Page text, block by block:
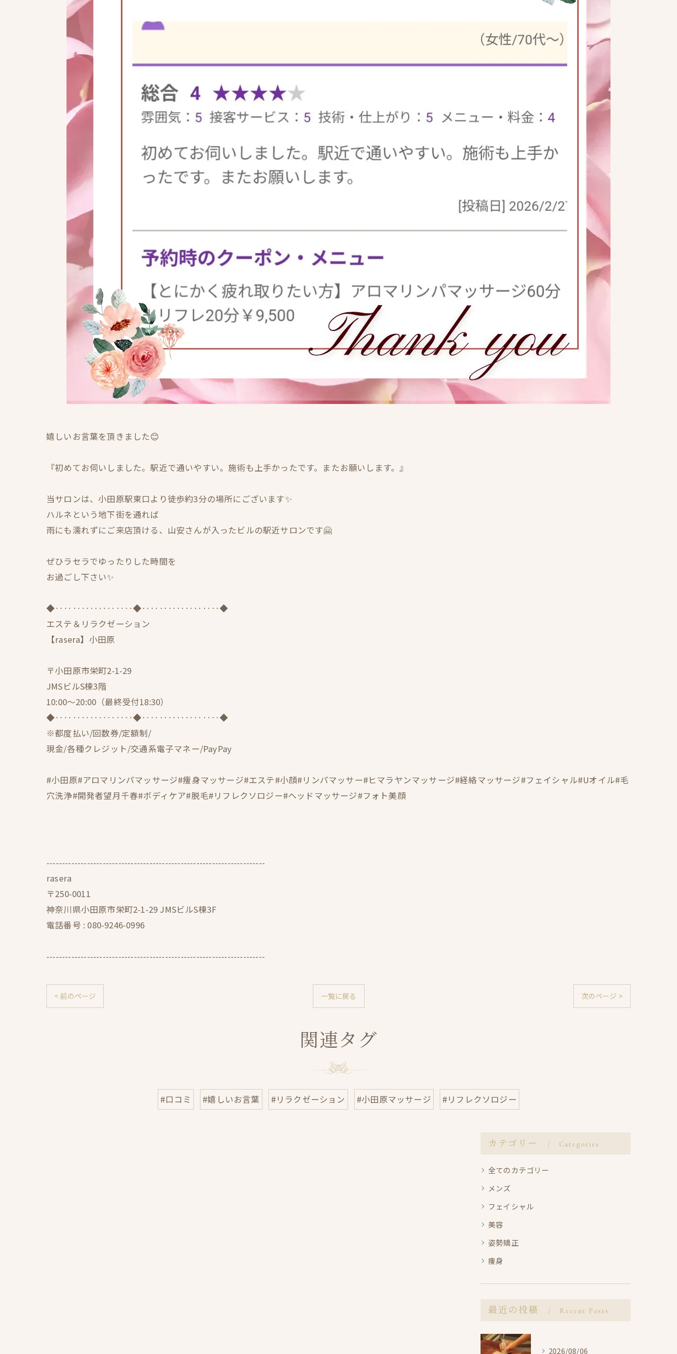
嬉しいお言葉を頂きました😊
『初めてお伺いしました。駅近で通いやすい。施術も上手かったです。またお願いします。』
当サロンは、小田原駅東口より徒歩約3分の場所にございます✨
ハルネという地下街を通れば
雨にも濡れずにご来店頂ける、山安さんが入ったビルの駅近サロンです🤗
ぜひラセラでゆったりした時間を
お過ごし下さい✨
◆‥‥‥‥‥‥‥‥‥◆‥‥‥‥‥‥‥‥‥◆
エステ＆リラクゼーション
【rasera】小田原
〒小田原市栄町2-1-29
JMSビルS棟3階
10:00〜20:00（最終受付18:30）
◆‥‥‥‥‥‥‥‥‥◆‥‥‥‥‥‥‥‥‥◆
※都度払い/回数券/定額制/
現金/各種クレジット/交通系電子マネー/PayPay
#小田原#アロマリンパマッサージ#痩身マッサージ#エステ#小顔#リンパマッサー#ヒマラヤンマッサージ#経絡マッサージ#フェイシャル#Uオイル#毛
穴洗浄#開発者望月千春#ボディケア#脱毛#リフレクソロジー#ヘッドマッサージ#フォト美顔
----------------------------------------------------------------------
rasera
〒250-0011
神奈川県小田原市栄町2-1-29 JMSビルS棟3F
電話番号 : 080-9246-0996
----------------------------------------------------------------------
< 前のページ 一覧に戻る 次のページ >
関連タグ
#口コミ #嬉しいお言葉 #リラクゼーション #小田原マッサージ #リフレクソロジー
カテゴリー Categories
全てのカテゴリー
メンズ
フェイシャル
美容
姿勢矯正
痩身
最近の投稿 Recent Posts
2026/08/06